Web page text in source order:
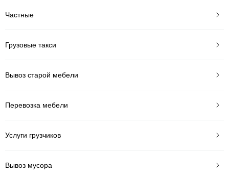
Частные
Грузовые такси
Вывоз старой мебели
Перевозка мебели
Услуги грузчиков
Вывоз мусора